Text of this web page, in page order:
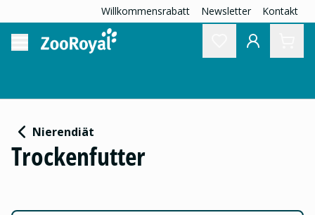
Willkommensrabatt Newsletter Kontakt
Nierendiät
Trockenfutter